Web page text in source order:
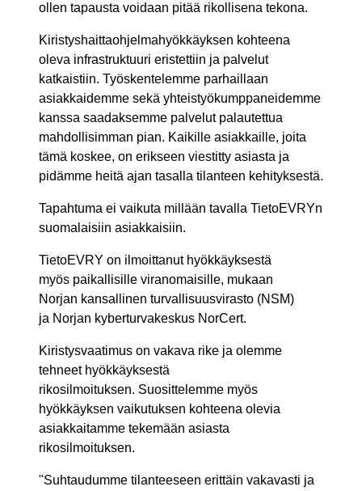
ollen tapausta voidaan pitää rikollisena tekona.
Kiristyshaittaohjelmahyökkäyksen kohteena
oleva infrastruktuuri eristettiin ja palvelut
katkaistiin. Työskentelemme parhaillaan
asiakkaidemme sekä yhteistyökumppaneidemme
kanssa saadaksemme palvelut palautettua
mahdollisimman pian. Kaikille asiakkaille, joita
tämä koskee, on erikseen viestitty asiasta ja
pidämme heitä ajan tasalla tilanteen kehityksestä.
Tapahtuma ei vaikuta millään tavalla TietoEVRYn
suomalaisiin asiakkaisiin.
TietoEVRY on ilmoittanut hyökkäyksestä
myös paikallisille viranomaisille, mukaan
Norjan kansallinen turvallisuusvirasto (NSM)
ja Norjan kyberturvakeskus NorCert.
Kiristysvaatimus on vakava rike ja olemme
tehneet hyökkäyksestä
rikosilmoituksen. Suosittelemme myös
hyökkäyksen vaikutuksen kohteena olevia
asiakkaitamme tekemään asiasta
rikosilmoituksen.
"Suhtaudumme tilanteeseen erittäin vakavasti ja